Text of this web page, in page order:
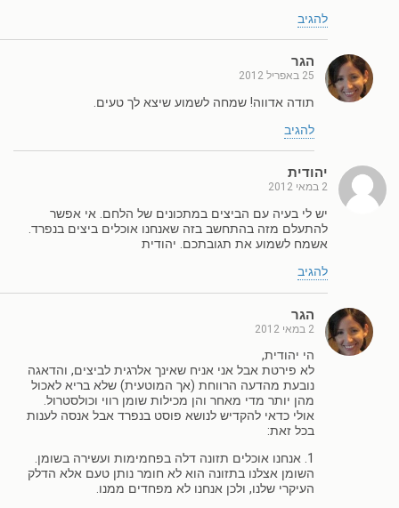
להגיב
הגר
25 באפריל 2012
תודה אדווה! שמחה לשמוע שיצא לך טעים.
להגיב
יהודית
2 במאי 2012
יש לי בעיה עם הביצים במתכונים של הלחם. אי אפשר
להתעלם מזה בהתחשב בזה שאנחנו אוכלים ביצים בנפרד.
אשמח לשמוע את תגובתכם. יהודית
להגיב
הגר
2 במאי 2012
הי יהודית,
לא פירטת אבל אני אניח שאינך אלרגית לביצים, והדאגה
נובעת מהדעה הרווחת (אך המוטעית) שלא בריא לאכול
מהן יותר מדי מאחר והן מכילות שומן רווי וכולסטרול.
אולי כדאי להקדיש לנושא פוסט בנפרד אבל אנסה לענות
בכל זאת:
1. אנחנו אוכלים תזונה דלה בפחמימות ועשירה בשומן.
השומן אצלנו בתזונה הוא לא חומר נותן טעם אלא הדלק
העיקרי שלנו, ולכן אנחנו לא מפחדים ממנו.